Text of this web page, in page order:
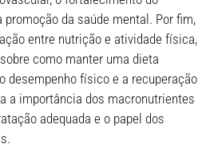
da saúde mental. Por fim,
entre nutrição e atividade física,
como manter uma dieta
desempenho físico e a recuperação
a importância dos macronutrientes
adequada e o papel dos